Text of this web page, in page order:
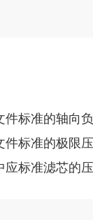
标准的轴向
标准的极限
标准滤芯的